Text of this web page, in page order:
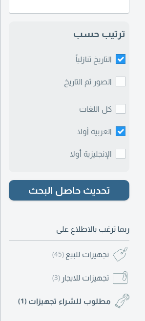
ترتيب حسب
التاريخ تنازلياً
الصور ثم التاريخ
كل اللغات
العربية أولا
الإنجليزية أولا
تحديث حاصل البحث
ربما ترغب بالاطلاع على
تجهيزات للبيع (45)
تجهيزات للايجار (3)
مطلوب للشراء تجهيزات (1)